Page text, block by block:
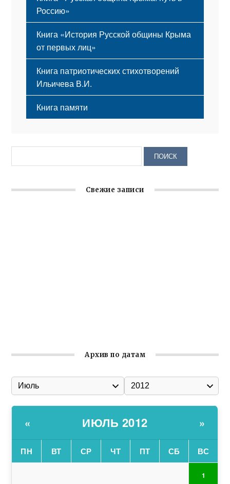
Россию»
Книга «История Русской общины Крыма
от первых лиц»
Книга патриотических стихотворений
Ильичева В.И.
Книга памяти
Свежие записи
Архив по датам
« ИЮЛЬ 2012 »
ПН ВТ СР ЧТ ПТ СБ ВС
1